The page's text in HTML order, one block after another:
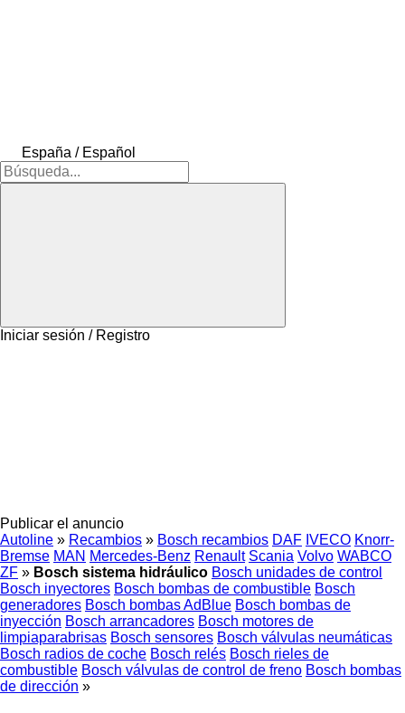
España / Español
Iniciar sesión / Registro
Publicar el anuncio
Autoline » Recambios » Bosch recambios DAF IVECO Knorr-
Bremse MAN Mercedes-Benz Renault Scania Volvo WABCO
ZF » Bosch sistema hidráulico Bosch unidades de control
Bosch inyectores Bosch bombas de combustible Bosch
generadores Bosch bombas AdBlue Bosch bombas de
inyección Bosch arrancadores Bosch motores de
limpiaparabrisas Bosch sensores Bosch válvulas neumáticas
Bosch radios de coche Bosch relés Bosch rieles de
combustible Bosch válvulas de control de freno Bosch bombas
de dirección »